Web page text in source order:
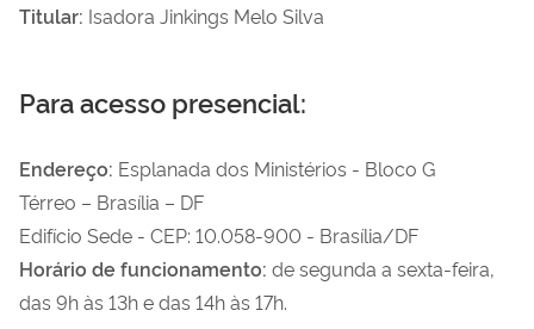
Titular: Isadora Jinkings Melo Silva
Para acesso presencial:
Endereço: Esplanada dos Ministérios - Bloco G
Térreo – Brasília – DF
Edifício Sede - CEP: 10.058-900 - Brasília/DF
Horário de funcionamento: de segunda a sexta-feira,
das 9h às 13h e das 14h às 17h.